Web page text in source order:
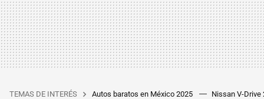
TEMAS DE INTERÉS Autos baratos en México 2025 Nissan V-Drive